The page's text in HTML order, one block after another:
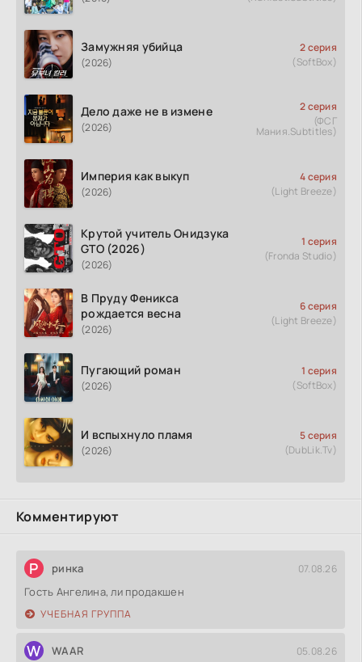
Замужняя убийца
(2026)
2 серия
(SoftBox)
Дело даже не в измене
(2026)
2 серия
(ФСГ
Мания.Subtitles)
Империя как выкуп
(2026)
4 серия
(Light Breeze)
Крутой учитель Онидзука
GTO (2026)
(2026)
1 серия
(Fronda Studio)
В Пруду Феникса
рождается весна
(2026)
6 серия
(Light Breeze)
Пугающий роман
(2026)
1 серия
(SoftBox)
И вспыхнуло пламя
(2026)
5 серия
(DubLik.Tv)
Комментируют
Р ринка 07.08.26
Гость Ангелина, ли продакшен
УЧЕБНАЯ ГРУППА
W WAAR 05.08.26